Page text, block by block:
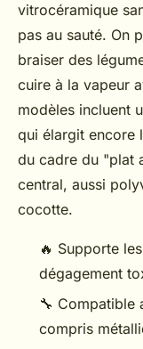
vitrocéramique
pas au sauté. On
braiser des
cuire à la vapeur
modèles incluent
qui élargit encore
du cadre du "plat
central, aussi
cocotte.
🔥 Supporte
dégagement
🔧 Compatible
compris